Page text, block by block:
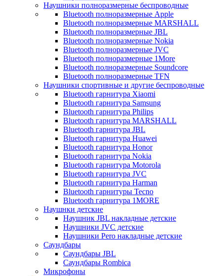
Наушники полноразмерные беспроводные
Bluetooth полноразмерные Apple
Bluetooth полноразмерные MARSHALL
Bluetooth полноразмерные JBL
Bluetooth полноразмерные Nokia
Bluetooth полноразмерные JVC
Bluetooth полноразмерные 1More
Bluetooth полноразмерные Soundcore
Bluetooth полноразмерные TFN
Наушники спортивные и другие беспроводные
Bluetooth гарнитура Xiaomi
Bluetooth гарнитура Samsung
Bluetooth гарнитура Philips
Bluetooth гарнитура MARSHALL
Bluetooth гарнитура JBL
Bluetooth гарнитура Huawei
Bluetooth гарнитура Honor
Bluetooth гарнитура Nokia
Bluetooth гарнитура Motorola
Bluetooth гарнитура JVC
Bluetooth гарнитура Harman
Bluetooth гарнитуры Tecno
Bluetooth гарнитура 1MORE
Наушнки детские
Наушник JBL накладные детские
Наушники JVC детские
Наушники Pero накладные детские
Саундбары
Саундбары JBL
Саундбары Rombica
Микрофоны